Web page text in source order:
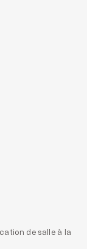
de salle à la